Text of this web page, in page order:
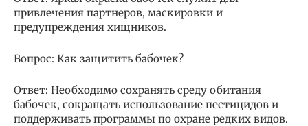
привлечения партнеров, маскировки и
предупреждения хищников.
Вопрос: Как защитить бабочек?
Ответ: Необходимо сохранять среду обитания
бабочек, сокращать использование пестицидов и
поддерживать программы по охране редких видов.